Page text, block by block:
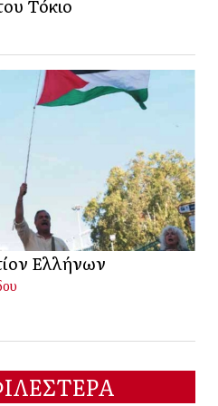
Τόκιο
Ελλήνων